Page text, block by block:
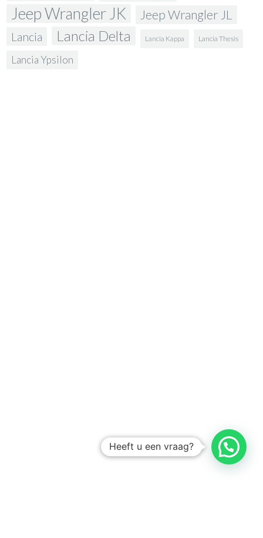
Jeep Wrangler JK Jeep Wrangler JL
Lancia Lancia Delta Lancia Kappa Lancia Thesis
Lancia Ypsilon
Heeft u een vraag?